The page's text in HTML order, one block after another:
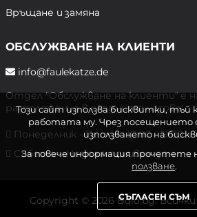
Връщане и замяна
ОБСЛУЖВАНЕ НА КЛИЕНТИ
info@faulekatze.de
Отдел "Обслужване на клиенти" е
разположение в следните часове:
Понеделник - Петък: 10:00 - 19:00 ч.
Събота и Неделя: почивен ден
Copyright © 2026 Bqlo.bg. Всички
Този сайт използва бисквитки, тъй
работата му. Чрез посещението
използването на
За повече информация
ползване.
СЪГЛАСЕН СЪМ